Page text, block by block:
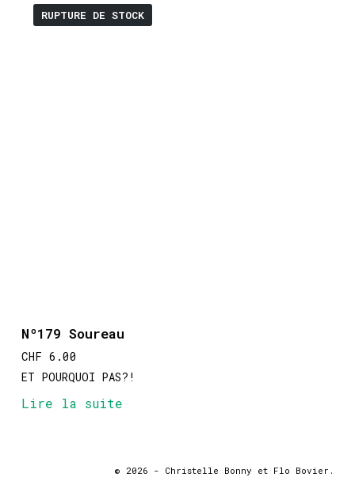
RUPTURE DE STOCK
Nº179 Soureau
CHF 6.00
ET POURQUOI PAS?!
Lire la suite
© 2026 - Christelle Bonny et Flo Bovier.